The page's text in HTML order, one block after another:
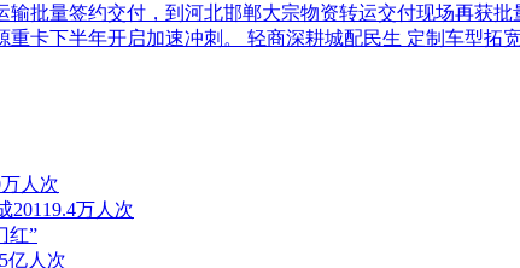
批量签约交付，到河北邯郸大宗物资转运交付现场再获
卡下半年开启加速冲刺。 轻商深耕城配民生 定制车型
人次
20119.4万人次
红”
亿人次